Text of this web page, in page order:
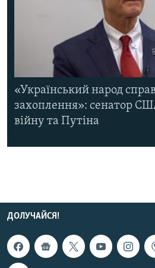
«Український народ
захоплення»: сенатор
війну та Путіна
ДОЛУЧАЙСЯ!